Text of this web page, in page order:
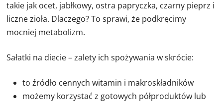
takie jak ocet, jabłkowy, ostra papryczka, czarny pieprz i
liczne zioła. Dlaczego? To sprawi, że podkręcimy
mocniej metabolizm.
Sałatki na diecie – zalety ich spożywania w skrócie:
to źródło cennych witamin i makroskładników
możemy korzystać z gotowych półproduktów lub